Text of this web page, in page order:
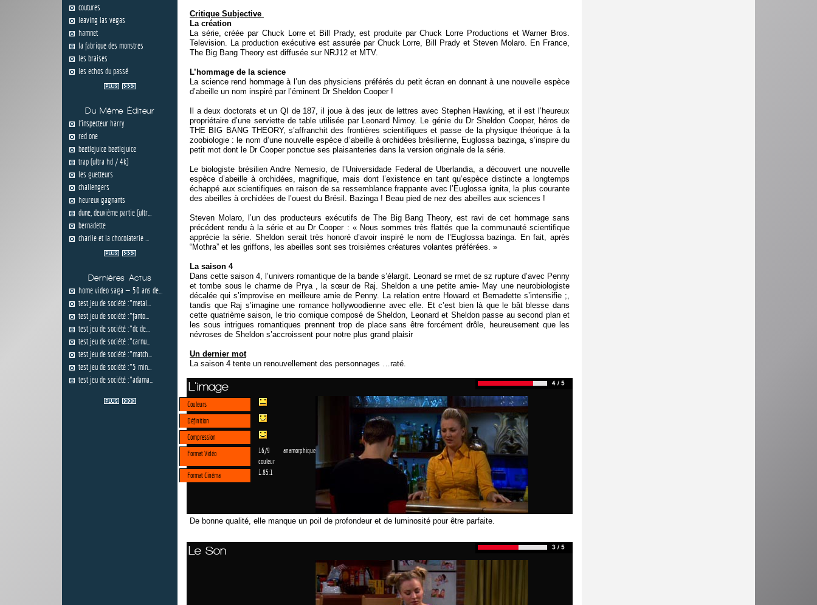
coutures
leaving las vegas
hamnet
la fabrique des monstres
les braises
les echos du passé
Du Même Éditeur
l'inspecteur harry
red one
beetlejuice beetlejuice
trap (ultra hd / 4k)
les guetteurs
challengers
heureux gagnants
dune, deuxième partie (ultr...
bernadette
charlie et la chocolaterie ...
Dernières Actus
home video saga — 50 ans de...
test jeu de société :"metal...
test jeu de société :"fanto...
test jeu de société :"dc de...
test jeu de société :"carnu...
test jeu de société :"match...
test jeu de société :"5 min...
test jeu de société :"adama...
Critique Subjective
La création
La série, créée par Chuck Lorre et Bill Prady, est produite par Chuck Lorre Productions et Warner Bros.
Television. La production exécutive est assurée par Chuck Lorre, Bill Prady et Steven Molaro. En France,
The Big Bang Theory est diffusée sur NRJ12 et MTV.
L’hommage de la science
La science rend hommage à l’un des physiciens préférés du petit écran en donnant à une nouvelle espèce
d’abeille un nom inspiré par l’éminent Dr Sheldon Cooper !
Il a deux doctorats et un QI de 187, il joue à des jeux de lettres avec Stephen Hawking, et il est l’heureux
propriétaire d’une serviette de table utilisée par Leonard Nimoy. Le génie du Dr Sheldon Cooper, héros de
THE BIG BANG THEORY, s’affranchit des frontières scientifiques et passe de la physique théorique à la
zoobiologie : le nom d’une nouvelle espèce d’abeille à orchidées brésilienne, Euglossa bazinga, s’inspire du
petit mot dont le Dr Cooper ponctue ses plaisanteries dans la version originale de la série.
Le biologiste brésilien Andre Nemesio, de l’Universidade Federal de Uberlandia, a découvert une nouvelle
espèce d’abeille à orchidées, magnifique, mais dont l’existence en tant qu’espèce distincte a longtemps
échappé aux scientifiques en raison de sa ressemblance frappante avec l’Euglossa ignita, la plus courante
des abeilles à orchidées de l’ouest du Brésil. Bazinga ! Beau pied de nez des abeilles aux sciences !
Steven Molaro, l’un des producteurs exécutifs de The Big Bang Theory, est ravi de cet hommage sans
précédent rendu à la série et au Dr Cooper : « Nous sommes très flattés que la communauté scientifique
apprécie la série. Sheldon serait très honoré d’avoir inspiré le nom de l’Euglossa bazinga. En fait, après
“Mothra” et les griffons, les abeilles sont ses troisièmes créatures volantes préférées. »
La saison 4
Dans cette saison 4, l’univers romantique de la bande s’élargit. Leonard se rmet de sz rupture d’avec Penny
et tombe sous le charme de Prya , la sœur de Raj. Sheldon a une petite amie- May une neurobiologiste
décalée qui s’improvise en meilleure amie de Penny. La relation entre Howard et Bernadette s’intensifie ;,
tandis que Raj s’imagine une romance hollywoodienne avec elle. Et c’est bien là que le bât blesse dans
cette quatrième saison, le trio comique composé de Sheldon, Leonard et Sheldon passe au second plan et
les sous intrigues romantiques prennent trop de place sans être forcément drôle, heureusement que les
névroses de Sheldon s’accroissent pour notre plus grand plaisir
Un dernier mot
La saison 4 tente un renouvellement des personnages …raté.
L'image
Couleurs
Définition
Compression
Format Vidéo
16/9 anamorphique
couleur
Format Cinéma
1.85:1
De bonne qualité, elle manque un poil de profondeur et de luminosité pour être parfaite.
Le Son